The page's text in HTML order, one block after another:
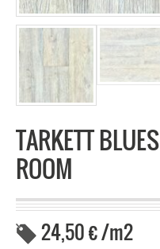
TARKETT
ROOM
24,50€/m2